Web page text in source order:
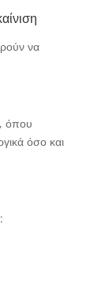
να
όπου
όσο και